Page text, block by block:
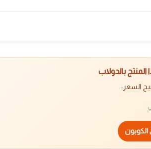
بالدولاب
السعر: